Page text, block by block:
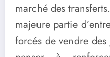
marché des
majeure partie
forcés de vendre